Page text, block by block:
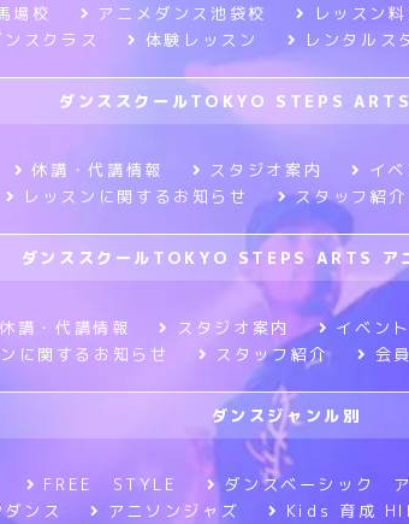
場校 アニメダンス池袋校 レッスン
スクラス 体験レッスン レンタルス
ダンススクールTOKYO STEPS
休講・代講情報 スタジオ案内 イ
レッスンに関するお知らせ スタッフ紹介
ダンススクールTOKYO STEPS ARTS ア
休講・代講情報 スタジオ案内 イベン
に関するお知らせ
スタッフ紹介 会
ダンスジャンル別
FREE STYLE ダンスベーシック
ンス アニソンジャズ Kids 育成